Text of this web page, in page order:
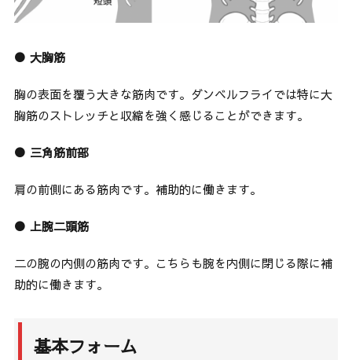
● 大胸筋
胸の表面を覆う大きな筋肉です。ダンベルフライでは特に大
胸筋のストレッチと収縮を強く感じることができます。
● 三角筋前部
肩の前側にある筋肉です。補助的に働きます。
● 上腕二頭筋
二の腕の内側の筋肉です。こちらも腕を内側に閉じる際に補
助的に働きます。
基本フォーム